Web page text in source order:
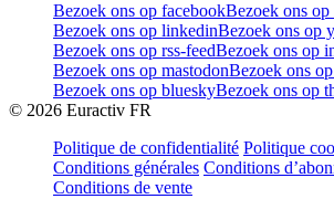
Bezoek ons op facebookBezoek ons op
Bezoek ons op linkedinBezoek ons op
Bezoek ons op rss-feedBezoek ons op
Bezoek ons op mastodonBezoek ons
Bezoek ons op blueskyBezoek ons op
© 2026 Euractiv FR
Politique de confidentialité Politique
Conditions générales Conditions
Conditions de vente